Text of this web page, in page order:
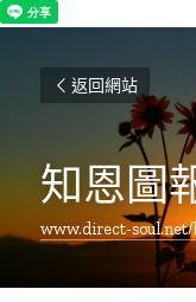
返回網站
知恩圖
www.direct-